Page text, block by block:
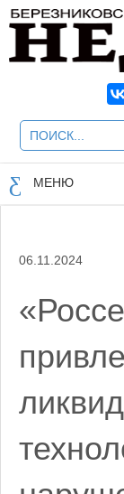
МЕНЮ
06.11.2024